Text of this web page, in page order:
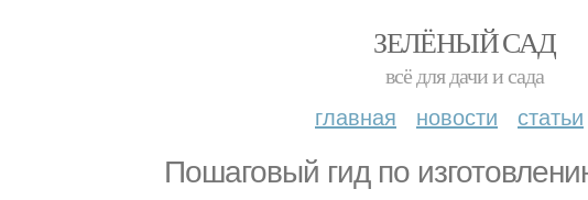
ЗЕЛЁНЫЙ САД
всё для дачи и сада
главная новости статьи
Пошаговый гид по